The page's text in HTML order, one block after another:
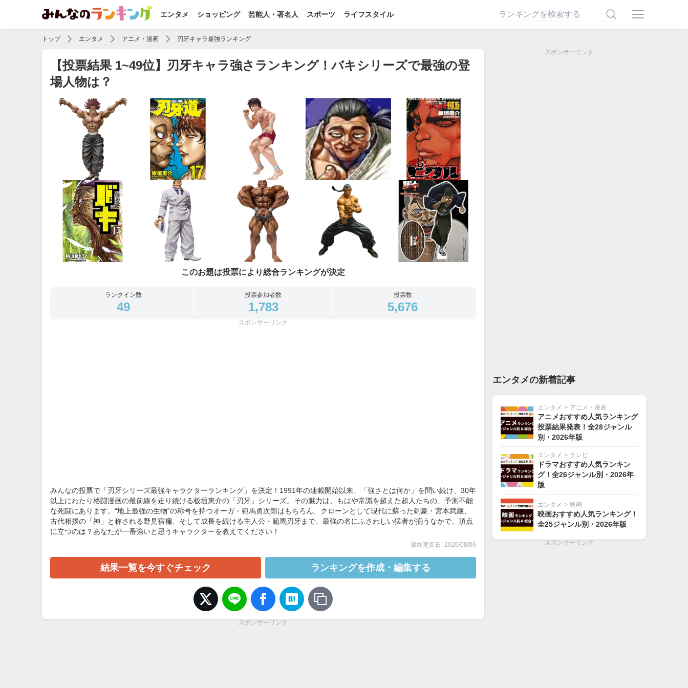
エンタメ ショッピング 芸能人・著名人 スポーツ ライフスタイル
トップ エンタメ アニメ・漫画 刃牙キャラ最強ランキング
【投票結果 1~49位】刃牙キャラ強さランキング！バキシリーズで最強の登
場人物は？
このお題は投票により総合ランキングが決定
ランクイン数
49
投票参加者数
1,783
投票数
5,676
スポンサーリンク
みんなの投票で「刃牙シリーズ最強キャラクターランキング」を決定！1991年の連載開始以来、「強さとは何か」を問い続け、30年
以上にわたり格闘漫画の最前線を走り続ける板垣恵介の「刃牙」シリーズ。その魅力は、もはや常識を超えた超人たちの、予測不能
な死闘にあります。“地上最強の生物”の称号を持つオーガ・範馬勇次郎はもちろん、クローンとして現代に蘇った剣豪・宮本武蔵、
古代相撲の「神」と称される野見宿禰、そして成長を続ける主人公・範馬刃牙まで、最強の名にふさわしい猛者が揃うなかで、頂点
に立つのは？あなたが一番強いと思うキャラクターを教えてください！
最終更新日: 2026/08/06
結果一覧を今すぐチェック ランキングを作成・編集する
スポンサーリンク
スポンサーリンク
エンタメの新着記事
エンタメ > アニメ・漫画
アニメおすすめ人気ランキング
投票結果発表！全28ジャンル
別・2026年版
エンタメ > テレビ
ドラマおすすめ人気ランキン
グ！全26ジャンル別・2026年
版
エンタメ > 映画
映画おすすめ人気ランキング！
全25ジャンル別・2026年版
スポンサーリンク